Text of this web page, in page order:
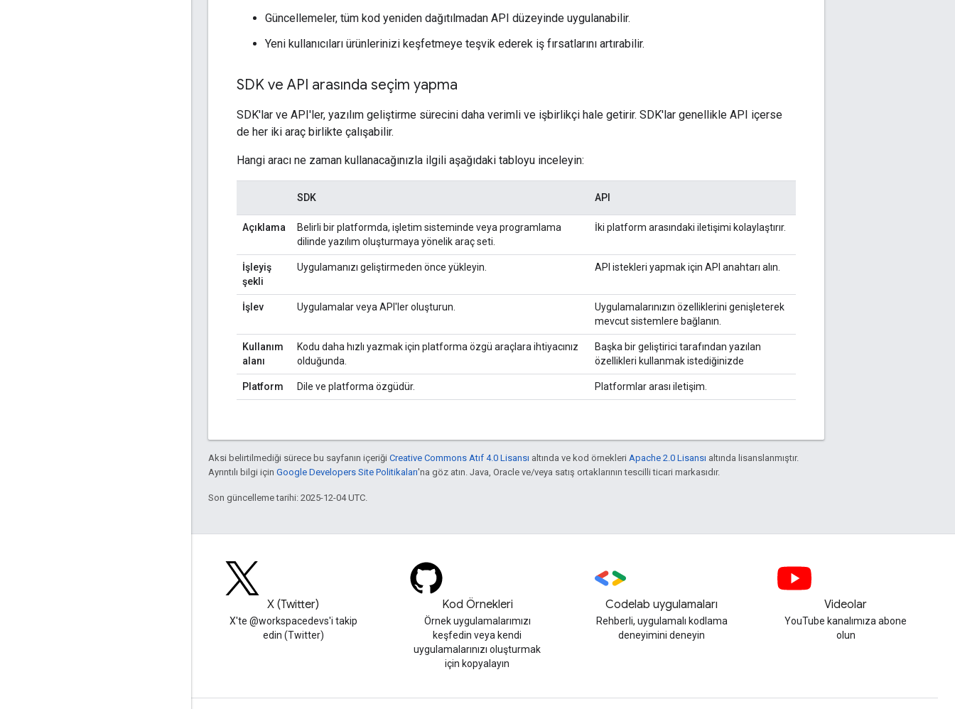
Güncellemeler, tüm kod yeniden dağıtılmadan API düzeyinde uygulanabilir.
Yeni kullanıcıları ürünlerinizi keşfetmeye teşvik ederek iş fırsatlarını artırabilir.
SDK ve API arasında seçim yapma
SDK'lar ve API'ler, yazılım geliştirme sürecini daha verimli ve işbirlikçi hale getirir. SDK'lar genellikle API içerse
de her iki araç birlikte çalışabilir.
Hangi aracı ne zaman kullanacağınızla ilgili aşağıdaki tabloyu inceleyin:
SDK API
Açıklama
Belirli bir platformda, işletim sisteminde veya programlama
dilinde yazılım oluşturmaya yönelik araç seti.
İki platform arasındaki iletişimi kolaylaştırır.
İşleyiş
şekli
Uygulamanızı geliştirmeden önce yükleyin. API istekleri yapmak için API anahtarı alın.
İşlev Uygulamalar veya API'ler oluşturun.
Uygulamalarınızın özelliklerini genişleterek
mevcut sistemlere bağlanın.
Kullanım
alanı
Kodu daha hızlı yazmak için platforma özgü araçlara ihtiyacınız
olduğunda.
Başka bir geliştirici tarafından yazılan
özellikleri kullanmak istediğinizde
Platform Dile ve platforma özgüdür. Platformlar arası iletişim.
Aksi belirtilmediği sürece bu sayfanın içeriği Creative Commons Atıf 4.0 Lisansı altında ve kod örnekleri Apache 2.0 Lisansı altında lisanslanmıştır.
Ayrıntılı bilgi için Google Developers Site Politikaları'na göz atın. Java, Oracle ve/veya satış ortaklarının tescilli ticari markasıdır.
Son güncelleme tarihi: 2025-12-04 UTC.
X (Twitter)
X'te @workspacedevs'i takip
edin (Twitter)
Kod Örnekleri
Örnek uygulamalarımızı
keşfedin veya kendi
uygulamalarınızı oluşturmak
için kopyalayın
Codelab uygulamaları
Rehberli, uygulamalı kodlama
deneyimini deneyin
Videolar
YouTube kanalımıza abone
olun